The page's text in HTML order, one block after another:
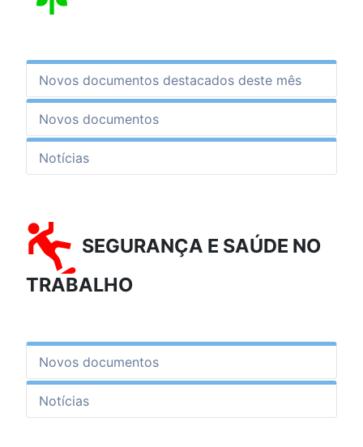
Novos documentos destacados deste mês
Novos documentos
Notícias
SEGURANÇA E SAÚDE NO
TRABALHO
Novos documentos
Notícias